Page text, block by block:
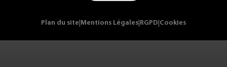
Plan du site Mentions Légales RGPD Cookies